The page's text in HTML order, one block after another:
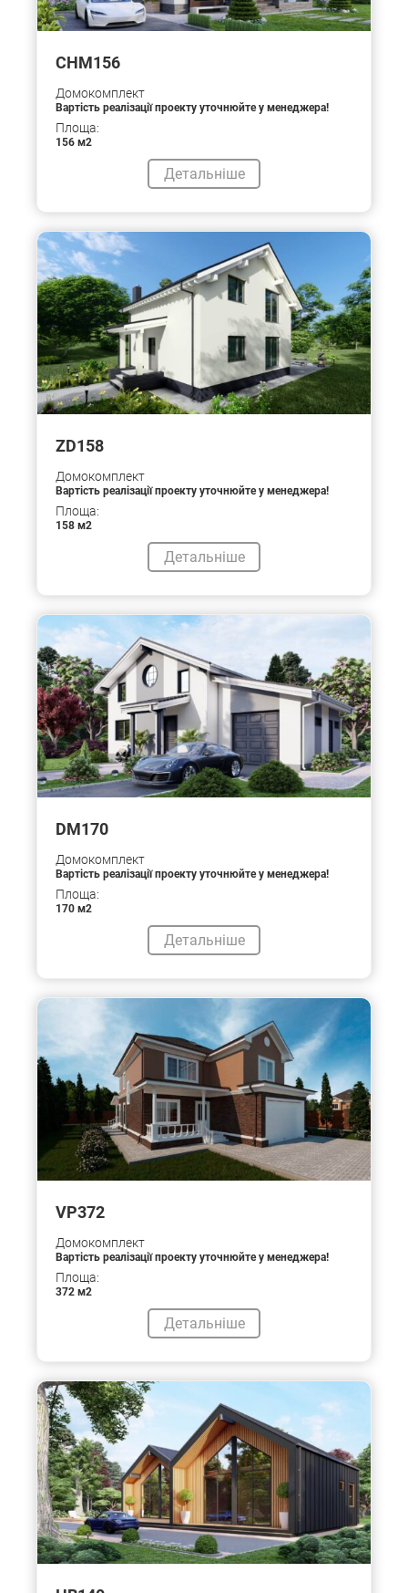
CHM156
Домокомплект
Вартість реалізації проекту уточнюйте у менеджера!
Площа:
156 м2
Детальніше
ZD158
Домокомплект
Вартість реалізації проекту уточнюйте у менеджера!
Площа:
158 м2
Детальніше
DM170
Домокомплект
Вартість реалізації проекту уточнюйте у менеджера!
Площа:
170 м2
Детальніше
VP372
Домокомплект
Вартість реалізації проекту уточнюйте у менеджера!
Площа:
372 м2
Детальніше